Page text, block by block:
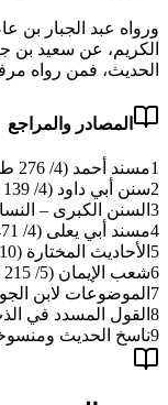
ورواه عبد الجبار بن
الكريم، عن سعيد بن
الحديث، فمن رواه
المصادر والمراجع
1مسند أحمد (4/ 276 ط الرسالة)
2سنن أبي داود (4/ 139 ط مع عون المعبود)
3 السنن الكبرى –
4مسند أبي يعلى (4/ 471 ت حسين أسد)
5 الأحاديث المختارة (10/ 232)
6شعب الإيمان (5/ 215 ت زغلول)
7 الموضوعات لابن الجوزي
8 القول المسدد في
9ناسخ الحديث